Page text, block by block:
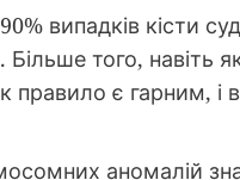
випадків кісти
того, навіть
є гарним, і
аномалій